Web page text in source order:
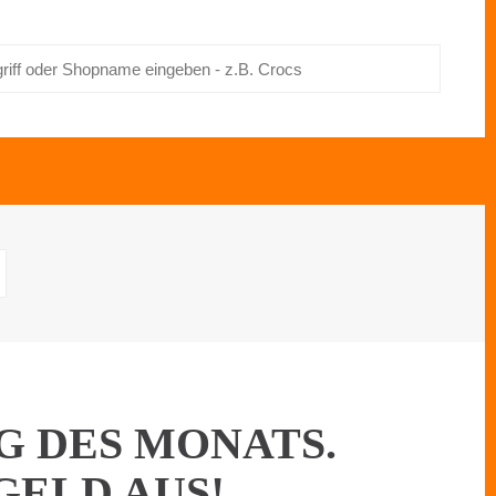
DES MONATS.